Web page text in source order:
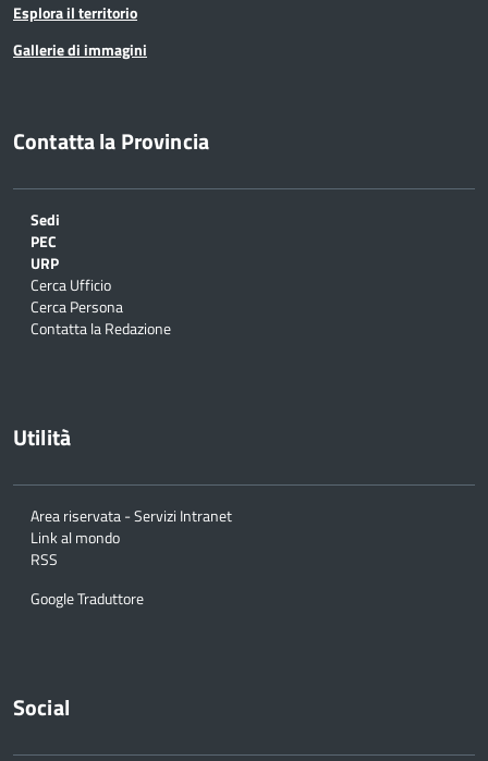
Esplora il territorio
Gallerie di immagini
Contatta la Provincia
Sedi
PEC
URP
Cerca Ufficio
Cerca Persona
Contatta la Redazione
Utilità
Area riservata - Servizi Intranet
Link al mondo
RSS
Google Traduttore
Social